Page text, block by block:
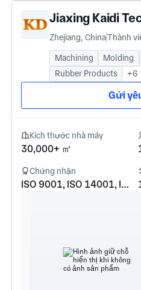
Jiaxing Kaidi
Zhejiang, ChinaThành
Machining Molding
Rubber Products
+6
Gửi
Kích thước nhà máy
30,000+ ㎡
Chứng nhận
ISO 9001, ISO 14001, IATF16949